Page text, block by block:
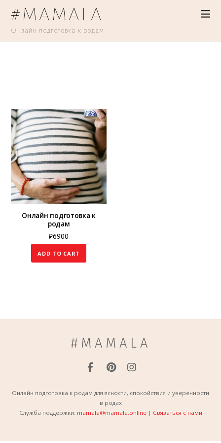
#MAMALA
Онлайн подготовка к родам
Онлайн подготовка к
родам
₽6900
ADD TO CART
#MAMALA
Онлайн подготовка к родам для ясности, спокойствия и уверенности
в родах
Служба поддержки: mamala@mamala.online| Связаться с нами